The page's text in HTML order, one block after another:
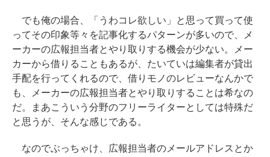
でも俺の場合、「うわコレ欲しい」と思って買って使
ってその印象等々を記事化するパターンが多いので、メ
ーカーの広報担当者とやり取りする機会が少ない。メー
カーから借りることもあるが、たいていは編集者が貸出
手配を行ってくれるので、借りモノのレビューなんかで
も、メーカーの広報担当者とやり取りすることは希なの
だ。まあこういう分野のフリーライターとしては特殊だ
と思うが、そんな感じである。
なのでぶっちゃけ、広報担当者のメールアドレスとか